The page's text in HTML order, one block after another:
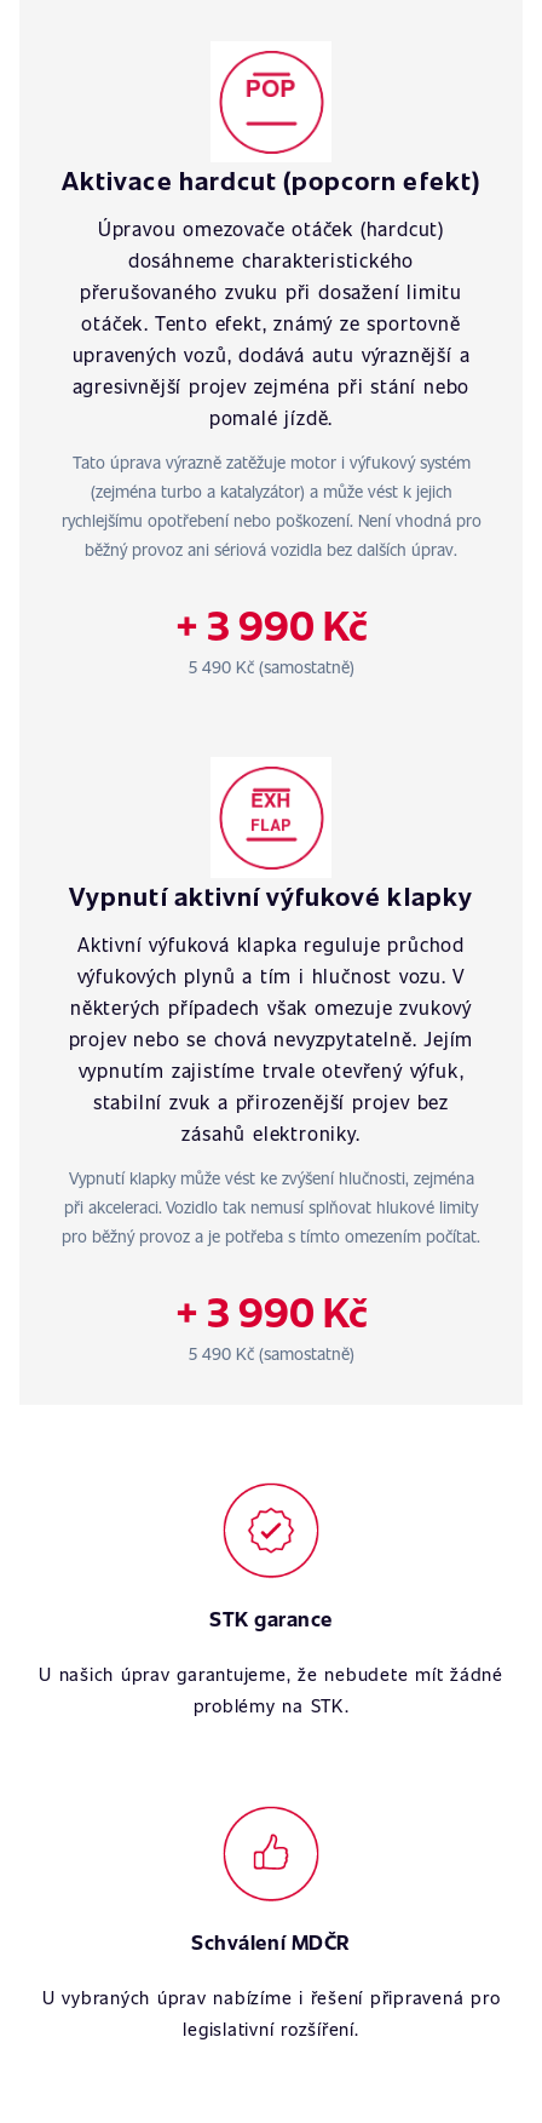
Aktivace hardcut (popcorn efekt)
Úpravou omezovače otáček (hardcut)
dosáhneme charakteristického
přerušovaného zvuku při dosažení limitu
otáček. Tento efekt, známý ze sportovně
upravených vozů, dodává autu výraznější a
agresivnější projev zejména při stání nebo
pomalé jízdě.
Tato úprava výrazně zatěžuje motor i výfukový systém
(zejména turbo a katalyzátor) a může vést k jejich
rychlejšímu opotřebení nebo poškození. Není vhodná pro
běžný provoz ani sériová vozidla bez dalších úprav.
+ 3 990 Kč
5 490 Kč (samostatně)
Vypnutí aktivní výfukové klapky
Aktivní výfuková klapka reguluje průchod
výfukových plynů a tím i hlučnost vozu. V
některých případech však omezuje zvukový
projev nebo se chová nevyzpytatelně. Jejím
vypnutím zajistíme trvale otevřený výfuk,
stabilní zvuk a přirozenější projev bez
zásahů elektroniky.
Vypnutí klapky může vést ke zvýšení hlučnosti, zejména
při akceleraci. Vozidlo tak nemusí splňovat hlukové limity
pro běžný provoz a je potřeba s tímto omezením počítat.
+ 3 990 Kč
5 490 Kč (samostatně)
STK garance
U našich úprav garantujeme, že nebudete mít žádné
problémy na STK.
Schválení MDČR
U vybraných úprav nabízíme i řešení připravená pro
legislativní rozšíření.